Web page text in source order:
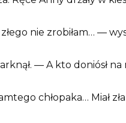
nie zrobiłam… —
— A kto doniósł
chłopaka… Miał